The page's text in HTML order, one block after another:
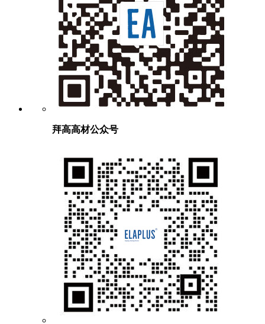
拜高高材公众号